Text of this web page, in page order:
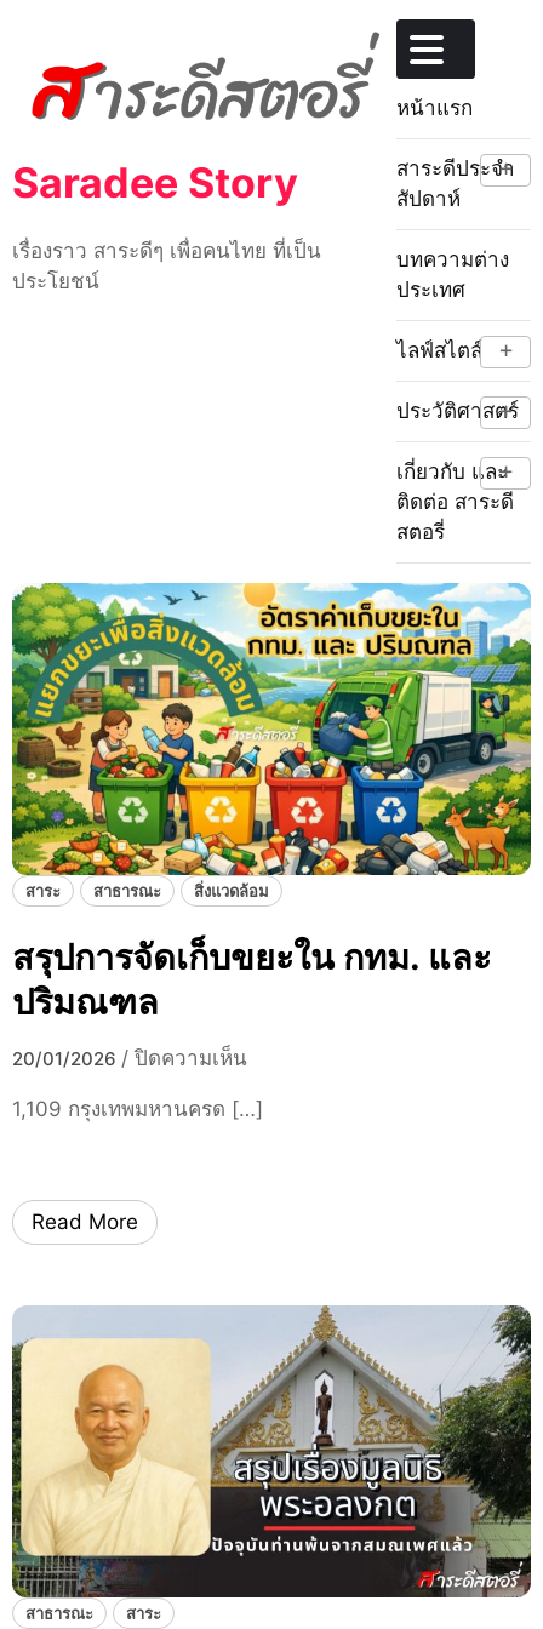
content
Saradee Story
เรื่องราว สาระดีๆ เพื่อคนไทย ที่เป็น
ประโยชน์
หน้าแรก
สาระดีประจำ
สัปดาห์
+
บทความต่าง
ประเทศ
ไลฟ์สไตล์ +
ประวัติศาสตร์
+
เกี่ยวกับ และ
ติดต่อ สาระดี
สตอรี่
+
สาระ สาธารณะ สิ่งแวดล้อม
สรุปการจัดเก็บขยะใน กทม. และ
ปริมณฑล
20/01/2026 / ปิดความเห็นบ
ส
จั
ก็
บ
ข
ย
ใ
ก
1,109 กรุงเทพมหานครด […]
Read More
สาธารณะ สาระ